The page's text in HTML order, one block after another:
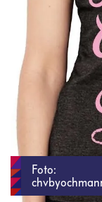
Foto: